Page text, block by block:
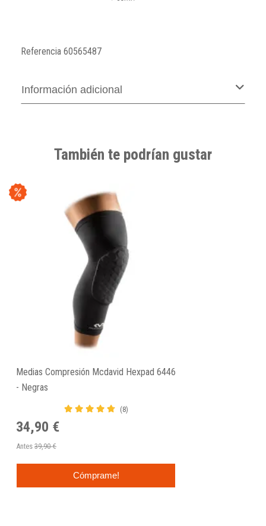
Referencia 60565487
Información adicional
También te podrían gustar
Medias Compresión Mcdavid Hexpad 6446
- Negras
(8)
34,90 €
Antes 39,90 €
Cómprame!